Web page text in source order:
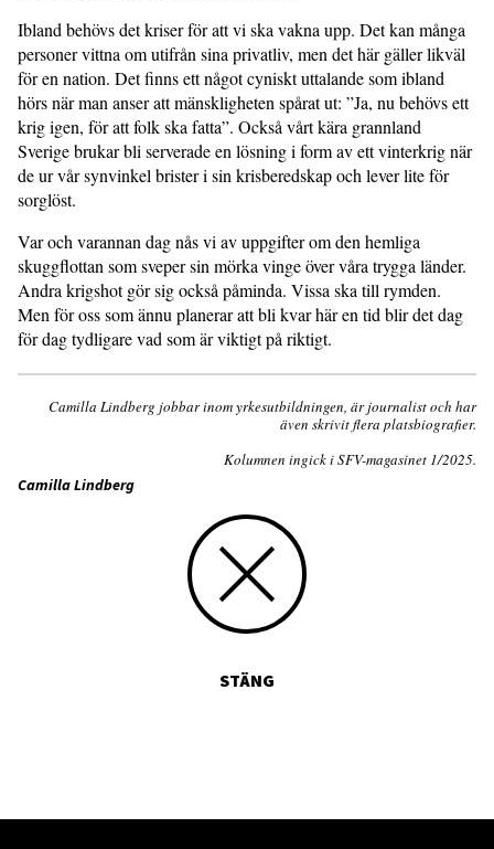
Ibland behövs det kriser för att vi ska vakna upp. Det kan många
personer vittna om utifrån sina privatliv, men det här gäller likväl
för en nation. Det finns ett något cyniskt uttalande som ibland
hörs när man anser att mänskligheten spårat ut: ”Ja, nu behövs ett
krig igen, för att folk ska fatta”. Också vårt kära grannland
Sverige brukar bli serverade en lösning i form av ett vinterkrig när
de ur vår synvinkel brister i sin krisberedskap och lever lite för
sorglöst.
Var och varannan dag nås vi av uppgifter om den hemliga
skuggflottan som sveper sin mörka vinge över våra trygga länder.
Andra krigshot gör sig också påminda. Vissa ska till rymden.
Men för oss som ännu planerar att bli kvar här en tid blir det dag
för dag tydligare vad som är viktigt på riktigt.
Camilla Lindberg jobbar inom yrkesutbildningen, är journalist och har
även skrivit flera platsbiografier.
Kolumnen ingick i SFV-magasinet 1/2025.
Camilla Lindberg
STÄNG